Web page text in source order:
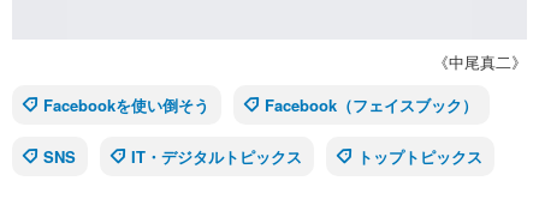
《中尾真二》
Facebookを使い倒そう
Facebook（フェイスブック）
SNS IT・デジタルトピックス トップトピックス